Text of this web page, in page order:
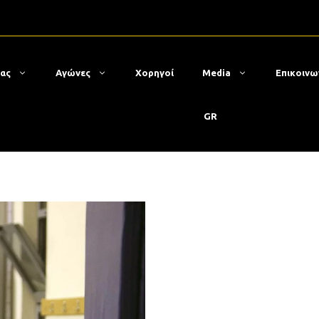
Αγώνες Χορηγοί Media
GR